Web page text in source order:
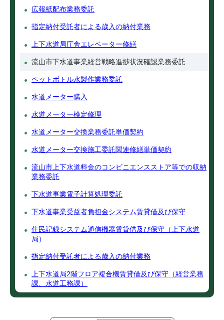
広報紙配布業務委託
指定納付受託者による歳入の納付業務
上下水道局庁舎エレベーター修繕
流山市下水道事業経営戦略進捗状況確認業務委託
ペットボトル水製作業務委託
水道メーター購入
水道メーター検定修理
水道メーター交換業務委託単価契約
水道メーター交換施工委託関連修繕単価契約
流山市上下水道料金のコンビニエンスストア等での収納
業務委託
下水道事業電子計算処理委託
下水道事業受益者負担金システム賃貸借及び保守
住民記録システム通信機器賃貸借及び保守（上下水道
局）
指定納付受託者による歳入の納付業務
上下水道局2階フロア複合機賃貸借及び保守（経営業務
課、水道工務課）